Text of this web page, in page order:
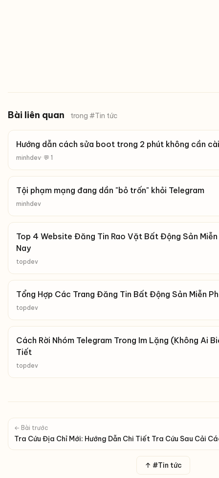
Bài liên quan trong #Tin tức
Hướng dẫn cách sửa boot trong 2 phút không cần
minhdev· 💬 1
Tội phạm mạng đang dần "bỏ trốn" khỏi Telegram
minhdev
Top 4 Website Đăng Tin Rao Vặt Bất Động Sản Miễn
Nay
topdev
Tổng Hợp Các Trang Đăng Tin Bất Động Sản Miễn
topdev
Cách Rời Nhóm Telegram Trong Im Lặng (Không Ai
Tiết
topdev
← Bài trước
Tra Cứu Địa Chỉ Mới: Hướng Dẫn Chi Tiết Tra Cứu Sau Cải
↑ #Tin tức